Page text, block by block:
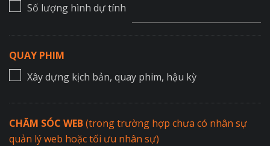
Số lượng hình dự tính
QUAY PHIM
Xây dựng kịch bản, quay phim, hậu kỳ
CHĂM SÓC WEB(trong trường hợp chưa có nhân sự
quản lý web hoặc tối ưu nhân sự)